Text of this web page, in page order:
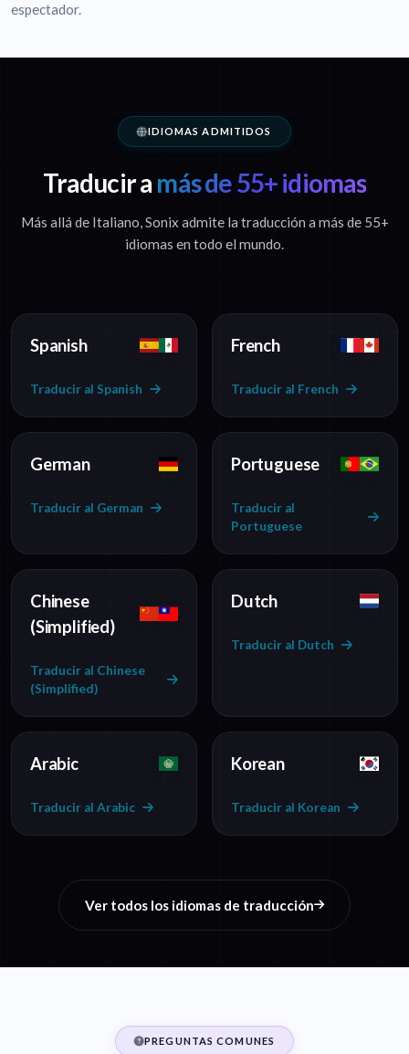
espectador.
IDIOMAS ADMITIDOS
Traducir a más de 55+ idiomas
Más allá de Italiano, Sonix admite la traducción a más de 55+
idiomas en todo el mundo.
Spanish
Traducir al Spanish
French
Traducir al French
German
Traducir al German
Portuguese
Traducir al
Portuguese
Chinese
(Simplified)
Traducir al Chinese
(Simplified)
Dutch
Traducir al Dutch
Arabic
Traducir al Arabic
Korean
Traducir al Korean
Ver todos los idiomas de traducción
PREGUNTAS COMUNES